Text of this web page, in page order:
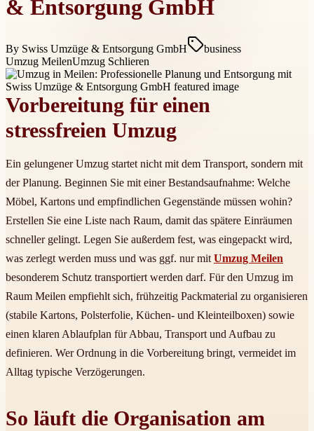
& Entsorgung GmbH
By Swiss Umzüge & Entsorgung GmbH
business
Umzug MeilenUmzug Schlieren
Vorbereitung für einen
stressfreien Umzug
Ein gelungener Umzug startet nicht mit dem Transport, sondern mit
der Planung. Beginnen Sie mit einer Bestandsaufnahme: Welche
Möbel, Kartons und empfindlichen Gegenstände müssen wohin?
Erstellen Sie eine Liste nach Raum, damit das spätere Einräumen
schneller gelingt. Legen Sie außerdem fest, was eingepackt wird,
was zerlegt werden muss und was ggf. nur mit Umzug Meilen
besonderem Schutz transportiert werden darf. Für den Umzug im
Raum Meilen empfiehlt sich, frühzeitig Packmaterial zu organisieren
(stabile Kartons, Polsterfolie, Küchen- und Kleinteilboxen) sowie
einen klaren Ablaufplan für Abbau, Transport und Aufbau zu
definieren. Wer Ordnung in die Vorbereitung bringt, vermeidet im
Alltag typische Verzögerungen.
So läuft die Organisation am